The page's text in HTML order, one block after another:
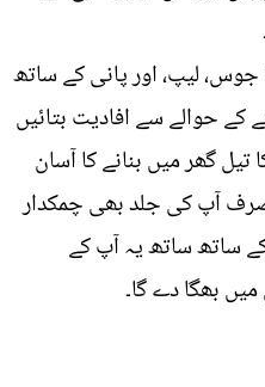
لیپ، اور پانی کے ساتھ
کے حوالے سے افادیت بتائیں
تیل گھر میں بنانے کا آسان
آپ کی جلد بھی چمکدار
ساتھ ساتھ یہ آپ کے
بھگا دے گا۔